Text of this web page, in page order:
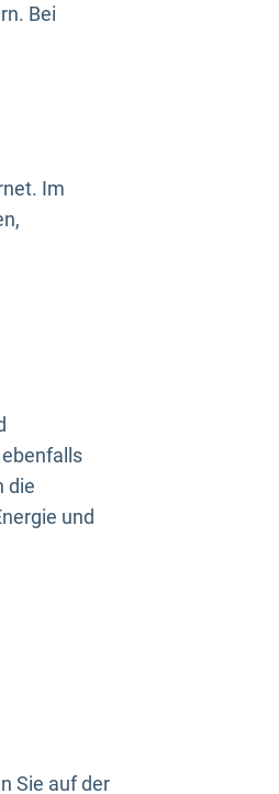
Bei
Im
die
und
Sie auf der